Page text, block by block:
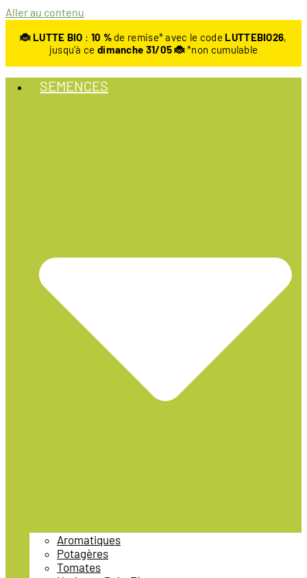
Aller au contenu
🐞 LUTTE BIO : 10 %de remise* avec le code LUTTEBIO26,
jusqu’à ce dimanche 31/05 🐞*non cumulable
SEMENCES
Aromatiques
Potagères
Tomates